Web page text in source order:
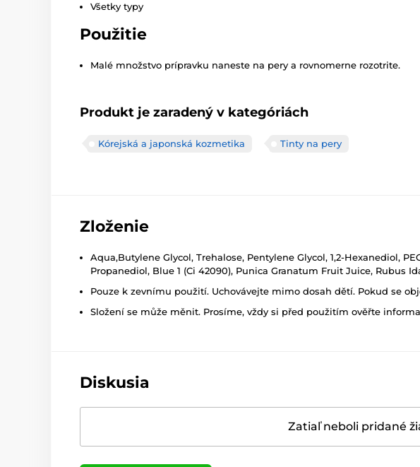
Všetky typy
Použitie
Malé množstvo prípravku naneste na pery a rovnomerne rozotrite.
Produkt je zaradený v kategóriách
Kórejská a japonská kozmetika Tinty na pery
Zloženie
Aqua,Butylene Glycol, Trehalose, Pentylene Glycol, 1,2-Hexanediol,
Propanediol, Blue 1 (Ci 42090), Punica Granatum Fruit Juice, Rubus
Pouze k zevnímu použití. Uchovávejte mimo dosah dětí. Pokud se
Složení se může měnit. Prosíme, vždy si před použitím ověřte
Diskusia
Zatiaľ neboli pridané